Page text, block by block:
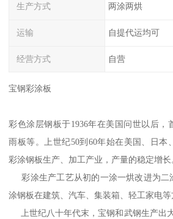
生产方式 两涂两烘
运输 自提代运均可
经营方式 自营
宝钢彩涂板
彩色涂层钢板于1936年在美国问世以后，
雨板等。上世纪50到60年始在美国、日本
彩涂钢板生产、加工产业，产量的稳定增长
彩涂生产工艺从初的一涂一烘改进为二
涂钢板在建筑、汽车、集装箱、轻工家电等
上世纪八十年代末，宝钢和武钢生产出